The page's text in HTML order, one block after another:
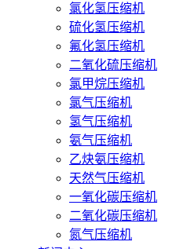
氯化氢压缩机
硫化氢压缩机
氟化氢压缩机
二氧化硫压缩机
氯甲烷压缩机
氯气压缩机
氢气压缩机
氨气压缩机
乙炔氨压缩机
天然气压缩机
一氧化碳压缩机
二氧化碳压缩机
氮气压缩机